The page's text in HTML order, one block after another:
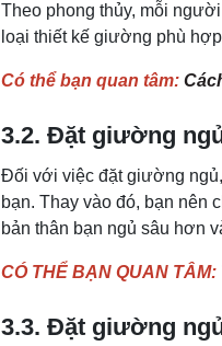
Theo phong thủy, mỗi
loại thiết kế giường phù
Có thể bạn quan tâm:
3.2. Đặt giường
Đối với việc đặt giường
bạn. Thay vào đó, bạn nên
bản thân bạn ngủ sâu hơn
CÓ THỂ BẠN QUAN TÂM:
3.3. Đặt giường